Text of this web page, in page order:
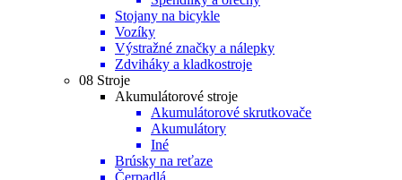
Stojany na bicykle
Vozíky
Výstražné značky a nálepky
Zdviháky a kladkostroje
08 Stroje
Akumulátorové stroje
Akumulátorové skrutkovače
Akumulátory
Iné
Brúsky na reťaze
Čerpadlá